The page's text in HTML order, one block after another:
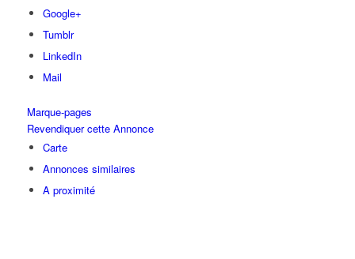
Google+
Tumblr
LinkedIn
Mail
Marque-pages
Revendiquer cette Annonce
Carte
Annonces similaires
A proximité